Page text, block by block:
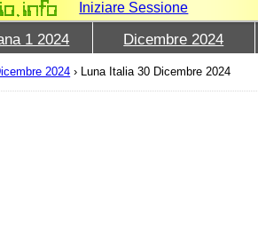
Iniziare Sessione
1 2024 Dicembre 2024
2024 › Luna Italia 30 Dicembre 2024